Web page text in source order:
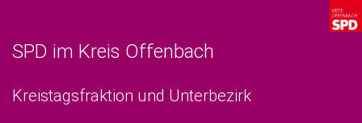
SPD im Kreis Offenbach
Kreistagsfraktion und Unterbezirk